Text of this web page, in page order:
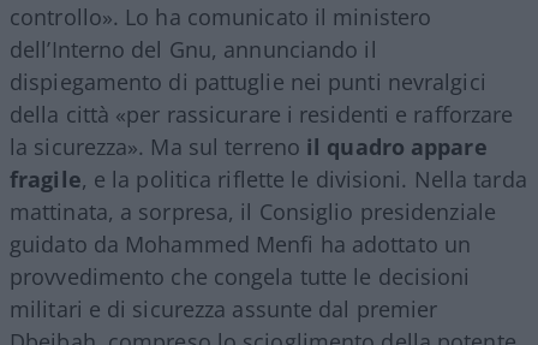
controllo». Lo ha comunicato il ministero
dell’Interno del Gnu, annunciando il
dispiegamento di pattuglie nei punti nevralgici
della città «per rassicurare i residenti e rafforzare
la sicurezza». Ma sul terreno il quadro appare
fragile, e la politica riflette le divisioni. Nella tarda
mattinata, a sorpresa, il Consiglio presidenziale
guidato da Mohammed Menfi ha adottato un
provvedimento che congela tutte le decisioni
militari e di sicurezza assunte dal premier